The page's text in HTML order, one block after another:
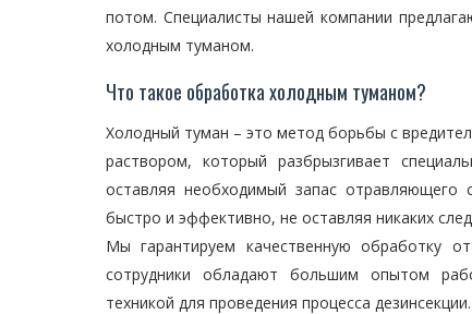
потом. Специалисты нашей компании
холодным туманом.
Что такое обработка холодным туманом?
Холодный туман – это метод борьбы с
раствором, который разбрызгивает
оставляя необходимый запас отравляющего
быстро и эффективно, не оставляя никаких
Мы гарантируем качественную обработку
сотрудники обладают большим опытом
техникой для проведения процесса дезинсекции.